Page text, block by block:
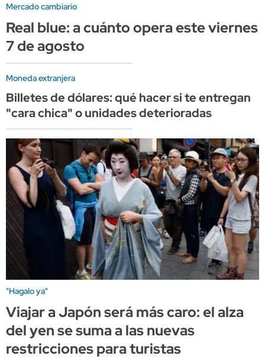
Mercado cambiario
Real blue: a cuánto opera este viernes
7 de agosto
Moneda extranjera
Billetes de dólares: qué hacer si te entregan
"cara chica" o unidades deterioradas
"Hagalo ya"
Viajar a Japón será más caro: el alza
del yen se suma a las nuevas
restricciones para turistas